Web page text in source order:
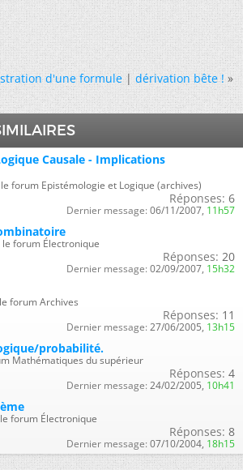
d'une formule|dérivation bête ! »
Causale - Implications
forum Epistémologie et Logique (archives)
Réponses: 6
Dernier message: 06/11/2007, 11h57
forum Électronique
Réponses: 20
Dernier message: 02/09/2007, 15h32
forum Archives
Réponses: 11
Dernier message: 27/06/2005, 13h15
probabilité.
Mathématiques du supérieur
Réponses: 4
Dernier message: 24/02/2005, 10h41
forum Électronique
Réponses: 8
Dernier message: 07/10/2004, 18h15